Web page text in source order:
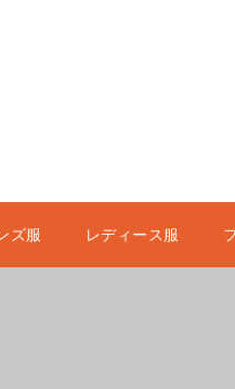
ズ服 レディース服